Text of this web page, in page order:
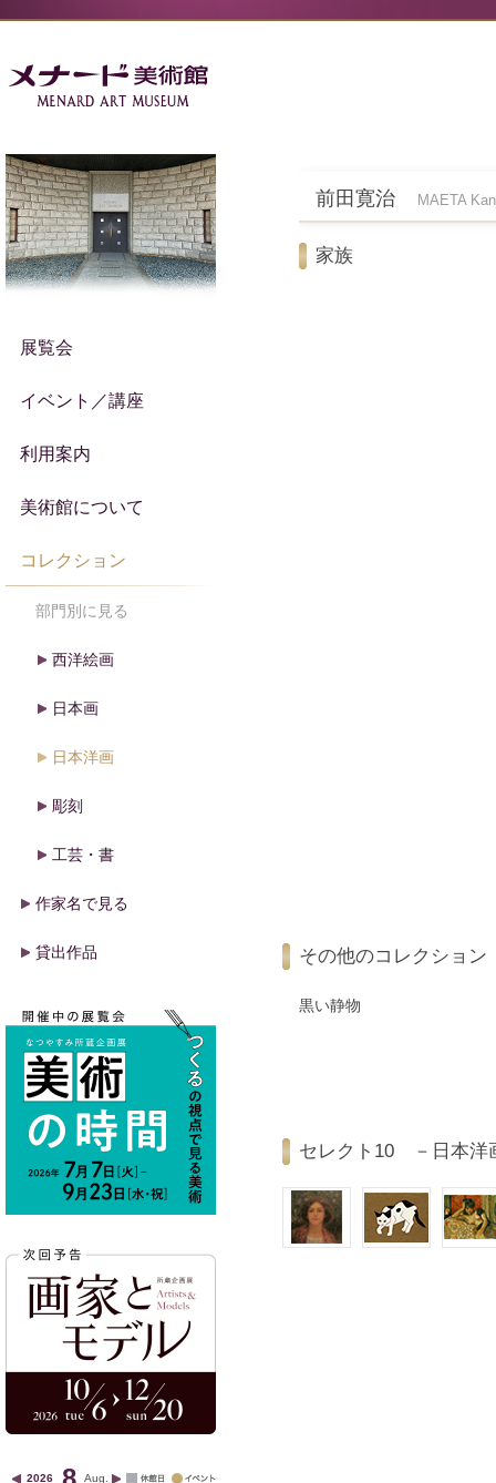
前田寛治 MAETA
家族
その他のコレクショ
黒い静物
セレクト10 －日本洋
展覧会
イベント／講座
利用案内
美術館について
コレクション
部門別に見る
西洋絵画
日本画
日本洋画
彫刻
工芸・書
作家名で見る
貸出作品
2026 Aug.